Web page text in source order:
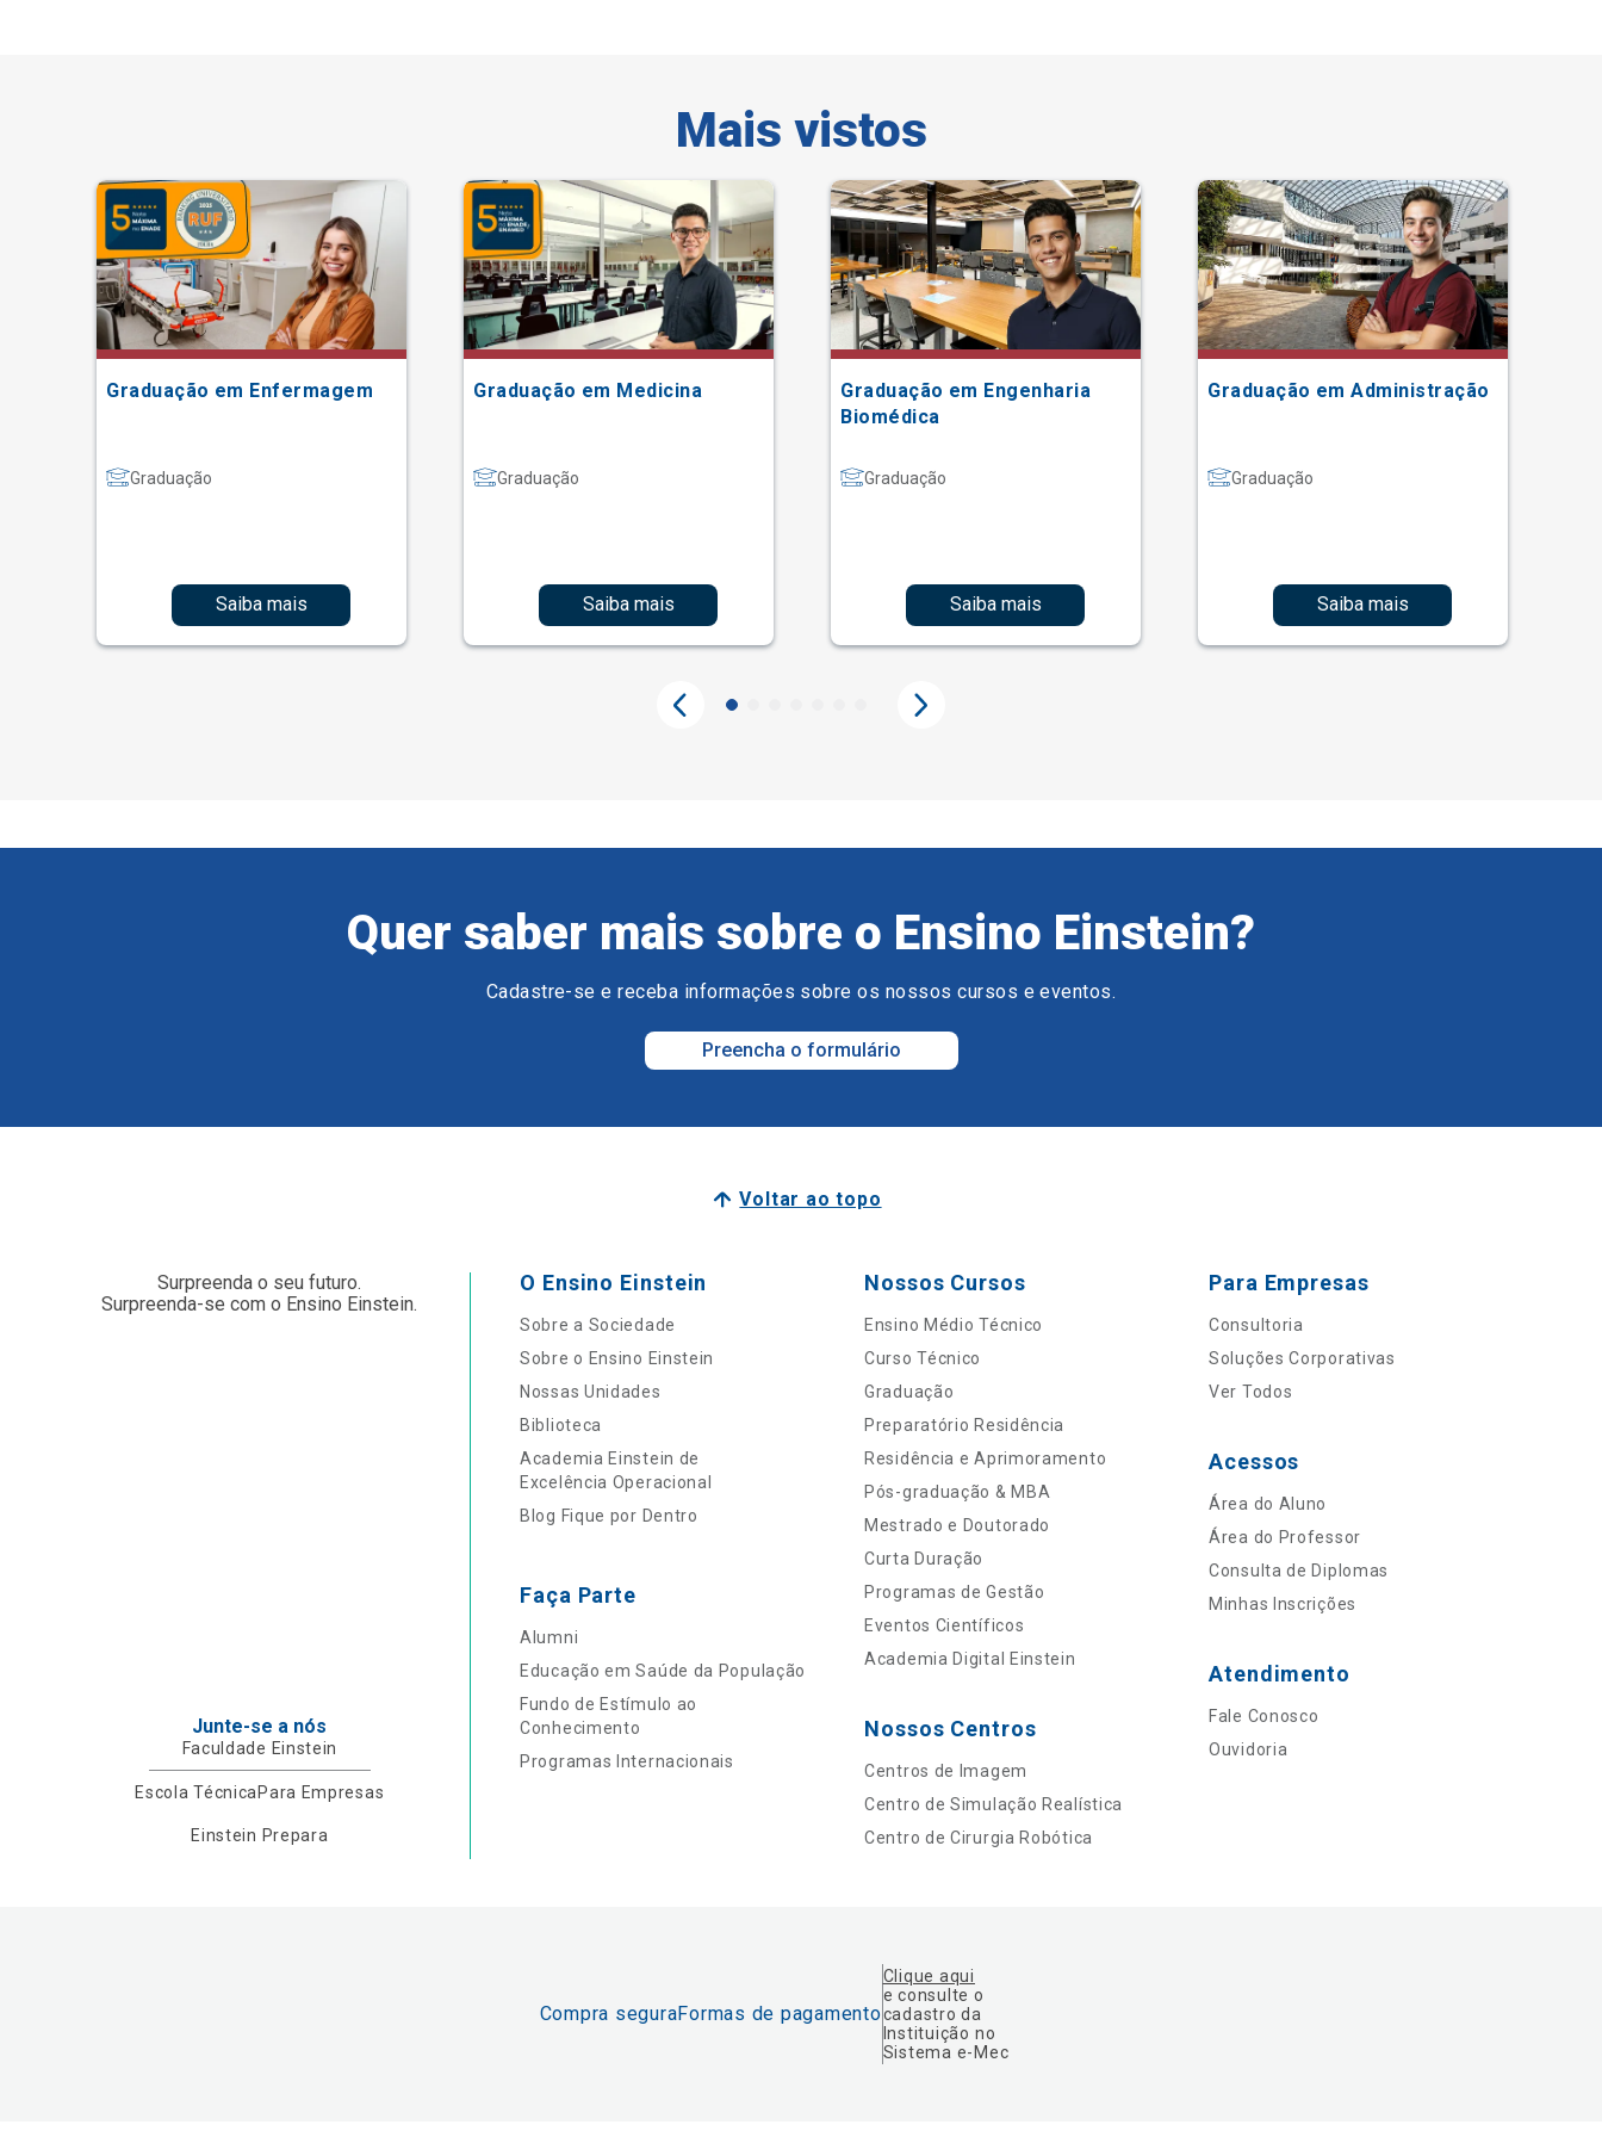
Mais vistos
Graduação em Enfermagem
Graduação
Saiba mais
Graduação em Medicina
Graduação
Saiba mais
Graduação em Engenharia
Biomédica
Graduação
Saiba mais
Graduação em Administração
Graduação
Saiba mais
Quer saber mais sobre o Ensino Einstein?
Cadastre-se e receba informações sobre os nossos cursos e eventos.
Preencha o formulário
Voltar ao topo
Surpreenda o seu futuro.
Surpreenda-se com o Ensino Einstein.
Junte-se a nós
Faculdade Einstein
Escola Técnica Para Empresas
Einstein Prepara
O Ensino Einstein
Sobre a Sociedade
Sobre o Ensino Einstein
Nossas Unidades
Biblioteca
Academia Einstein de
Excelência Operacional
Blog Fique por Dentro
Faça Parte
Alumni
Educação em Saúde da População
Fundo de Estímulo ao
Conhecimento
Programas Internacionais
Nossos Cursos
Ensino Médio Técnico
Curso Técnico
Graduação
Preparatório Residência
Residência e Aprimoramento
Pós-graduação & MBA
Mestrado e Doutorado
Curta Duração
Programas de Gestão
Eventos Científicos
Academia Digital Einstein
Nossos Centros
Centros de Imagem
Centro de Simulação Realística
Centro de Cirurgia Robótica
Para Empresas
Consultoria
Soluções Corporativas
Ver Todos
Acessos
Área do Aluno
Área do Professor
Consulta de Diplomas
Minhas Inscrições
Atendimento
Fale Conosco
Ouvidoria
Compra seguraFormas de pagamento
Clique aqui
e consulte o
cadastro da
Instituição no
Sistema e-Mec